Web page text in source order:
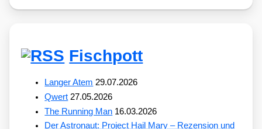
Fischpott
Langer Atem 29.07.2026
Qwert 27.05.2026
The Running Man 16.03.2026
Der Astronaut: Project Hail Mary – Rezension und